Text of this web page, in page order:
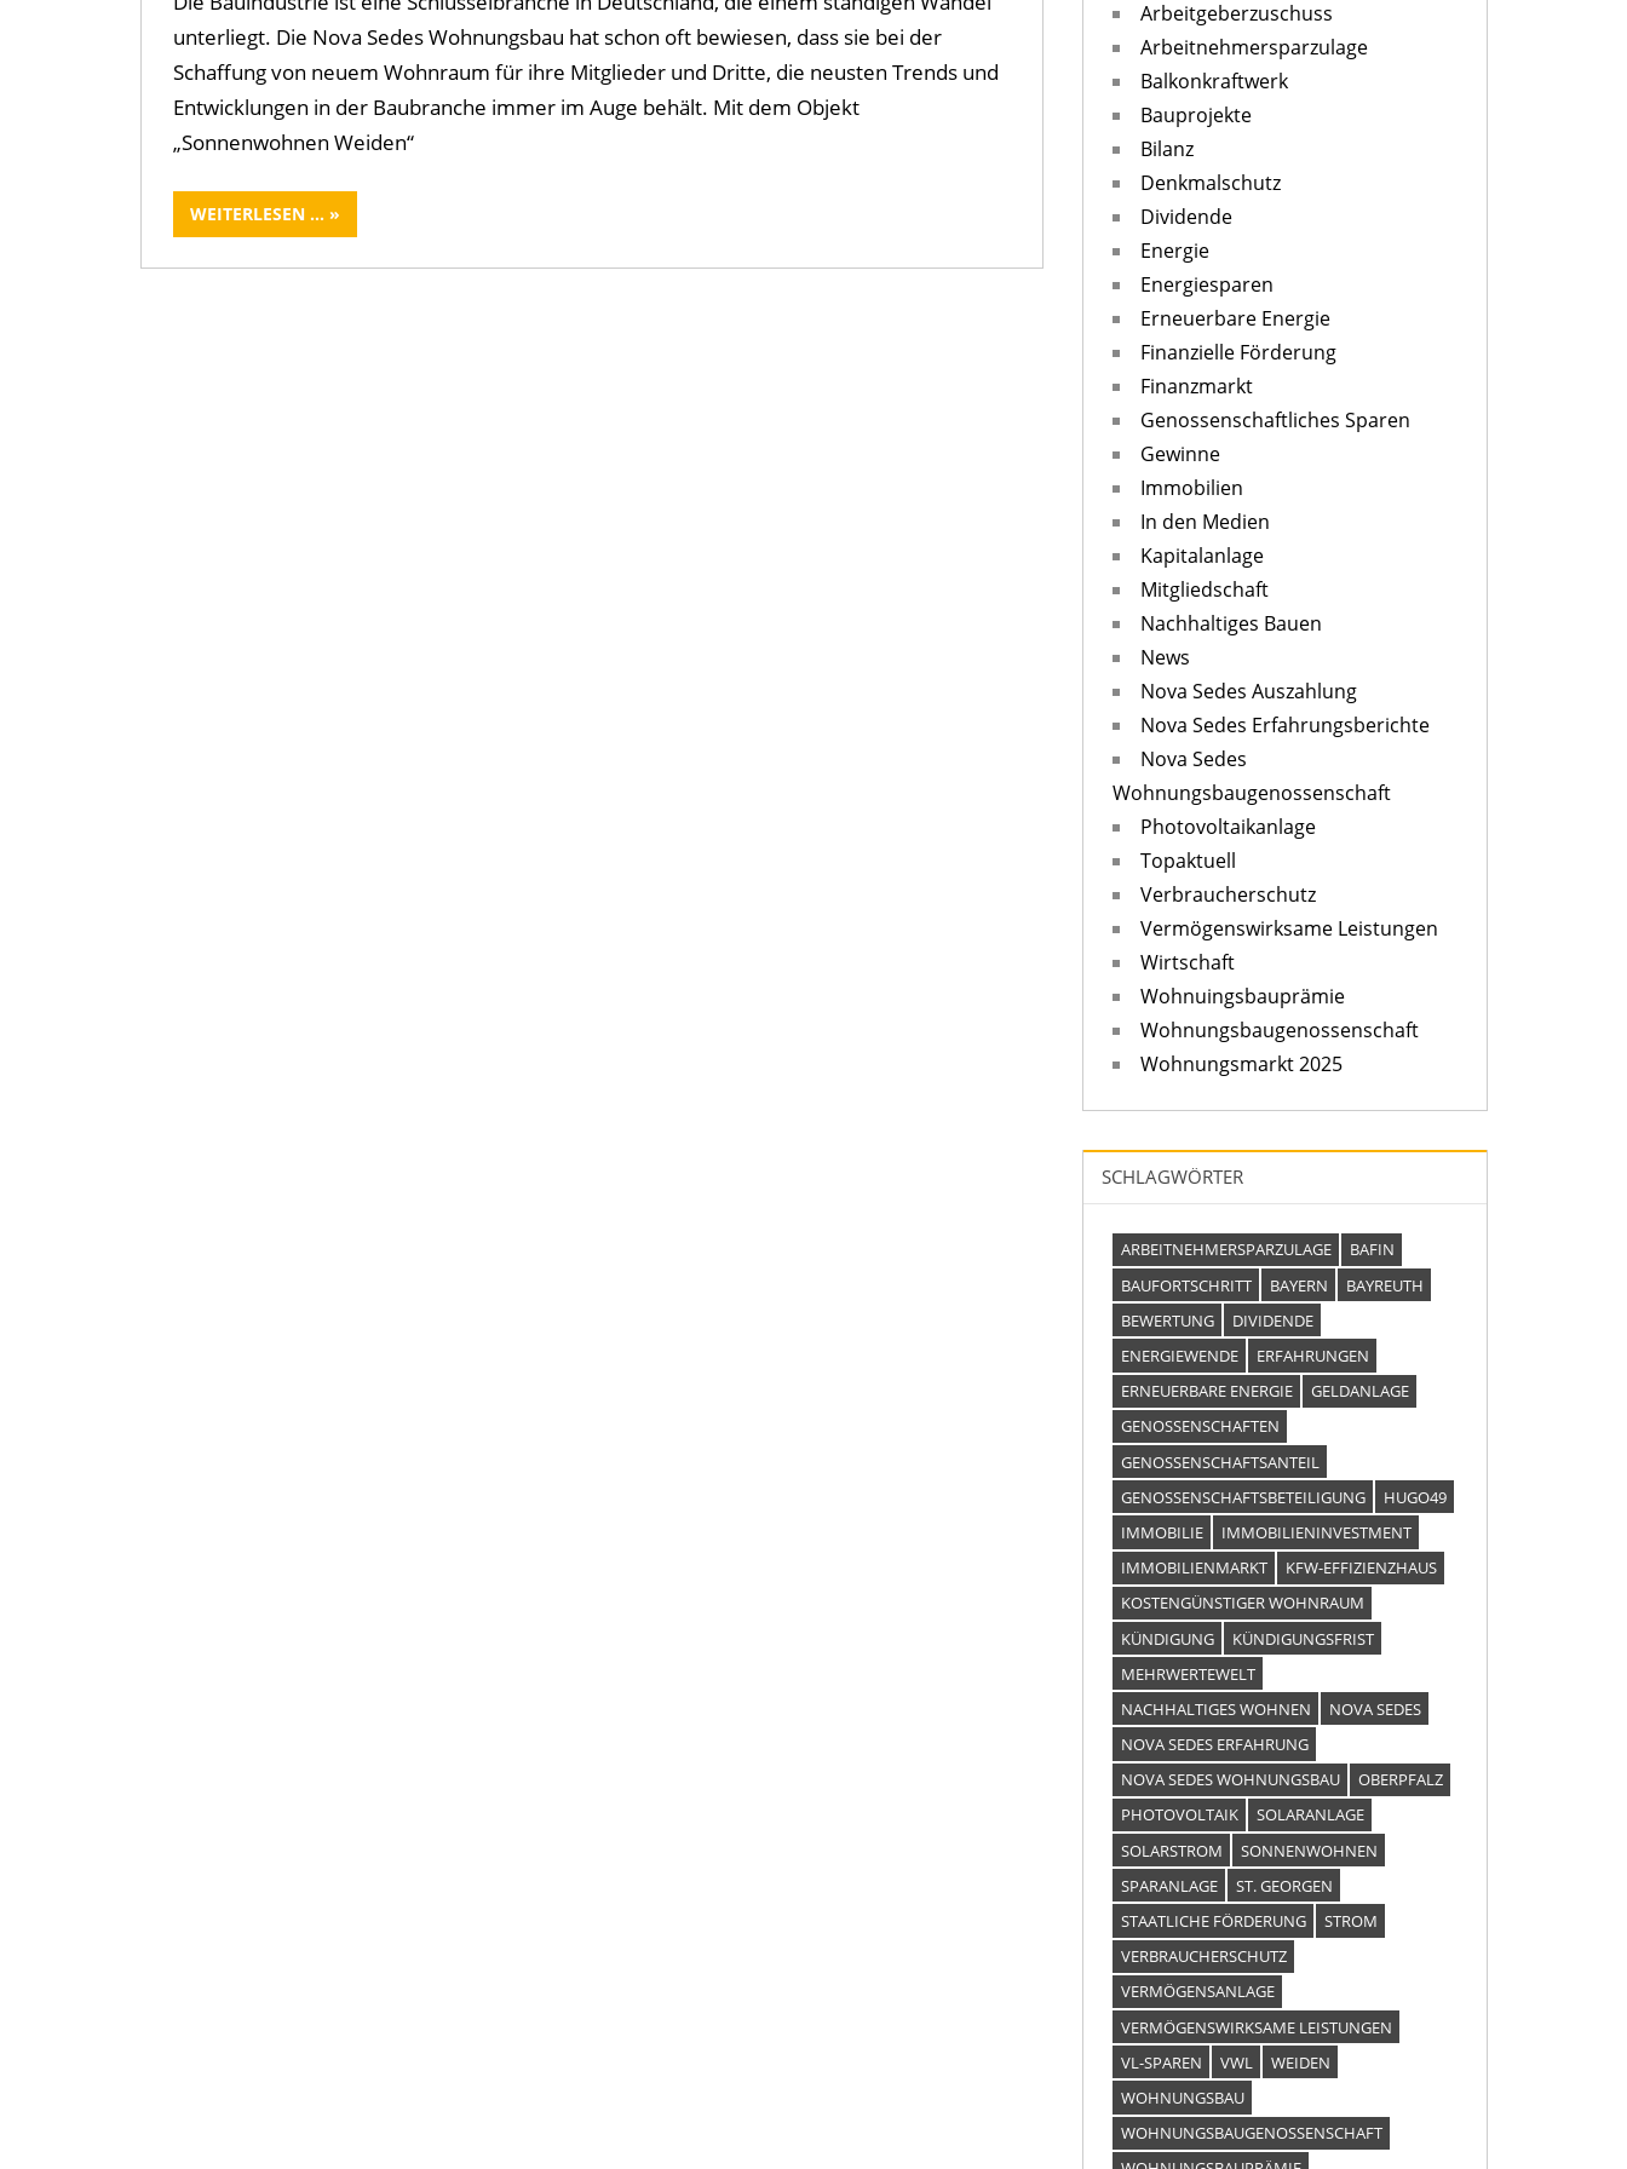
unterliegt. Die Nova Sedes Wohnungsbau hat schon oft bewiesen, dass sie bei der
Schaffung von neuem Wohnraum für ihre Mitglieder und Dritte, die neusten Trends und
Entwicklungen in der Baubranche immer im Auge behält. Mit dem Objekt
„Sonnenwohnen Weiden“
WEITERLESEN ...
Arbeitgeberzuschuss
Arbeitnehmersparzulage
Balkonkraftwerk
Bauprojekte
Bilanz
Denkmalschutz
Dividende
Energie
Energiesparen
Erneuerbare Energie
Finanzielle Förderung
Finanzmarkt
Genossenschaftliches Sparen
Gewinne
Immobilien
In den Medien
Kapitalanlage
Mitgliedschaft
Nachhaltiges Bauen
News
Nova Sedes Auszahlung
Nova Sedes Erfahrungsberichte
Nova Sedes
Wohnungsbaugenossenschaft
Photovoltaikanlage
Topaktuell
Verbraucherschutz
Vermögenswirksame Leistungen
Wirtschaft
Wohnuingsbauprämie
Wohnungsbaugenossenschaft
Wohnungsmarkt 2025
SCHLAGWÖRTER
ARBEITNEHMERSPARZULAGE
BAFIN
BAUFORTSCHRITT
BAYERN
BAYREUTH
BEWERTUNG
DIVIDENDE
ENERGIEWENDE
ERFAHRUNGEN
ERNEUERBARE ENERGIE
GELDANLAGE
GENOSSENSCHAFTEN
GENOSSENSCHAFTSANTEIL
GENOSSENSCHAFTSBETEILIGUNG
HUGO49
IMMOBILIE
IMMOBILIENINVESTMENT
IMMOBILIENMARKT
KFW-EFFIZIENZHAUS
KOSTENGÜNSTIGER WOHNRAUM
KÜNDIGUNG
KÜNDIGUNGSFRIST
MEHRWERTEWELT
NACHHALTIGES WOHNEN
NOVA SEDES
NOVA SEDES ERFAHRUNG
NOVA SEDES WOHNUNGSBAU
OBERPFALZ
PHOTOVOLTAIK
SOLARANLAGE
SOLARSTROM
SONNENWOHNEN
SPARANLAGE
ST. GEORGEN
STAATLICHE FÖRDERUNG
STROM
VERBRAUCHERSCHUTZ
VERMÖGENSANLAGE
VERMÖGENSWIRKSAME LEISTUNGEN
VL-SPAREN
VWL
WEIDEN
WOHNUNGSBAU
WOHNUNGSBAUGENOSSENSCHAFT